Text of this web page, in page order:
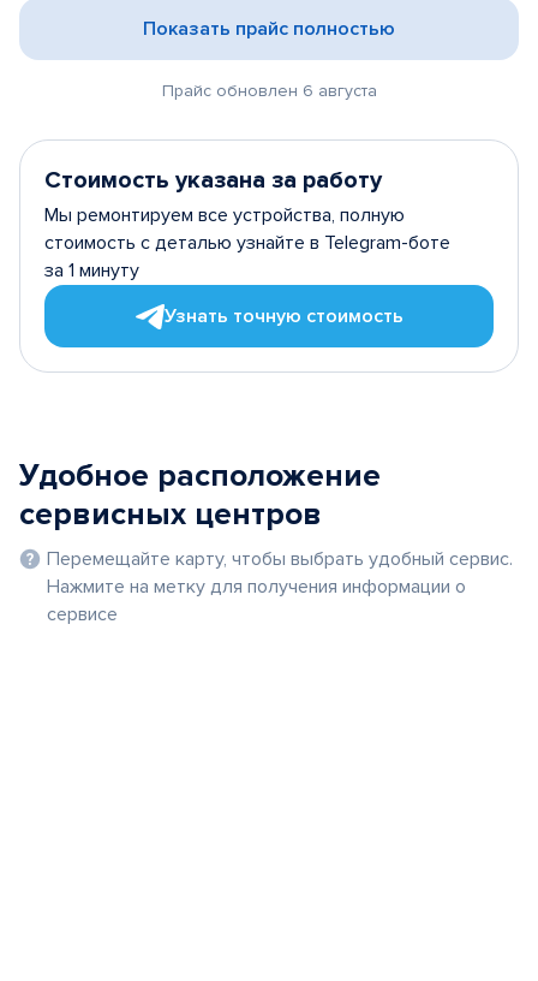
Показать прайс полностью
Прайс обновлен 6 августа
Стоимость указана за работу
Мы ремонтируем все устройства, полную
стоимость с деталью узнайте в Telegram-боте
за 1 минуту
Узнать точную стоимость
Удобное расположение
сервисных центров
Перемещайте карту, чтобы выбрать удобный сервис.
Нажмите на метку для получения информации о
сервисе